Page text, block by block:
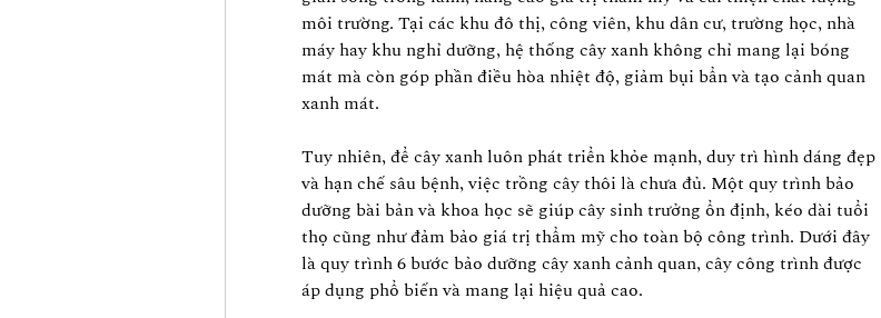
môi trường. Tại các khu đô thị, công viên, khu dân cư, trường học, nhà
máy hay khu nghỉ dưỡng, hệ thống cây xanh không chỉ mang lại bóng
mát mà còn góp phần điều hòa nhiệt độ, giảm bụi bẩn và tạo cảnh quan
xanh mát.
Tuy nhiên, để cây xanh luôn phát triển khỏe mạnh, duy trì hình dáng đẹp
và hạn chế sâu bệnh, việc trồng cây thôi là chưa đủ. Một quy trình bảo
dưỡng bài bản và khoa học sẽ giúp cây sinh trưởng ổn định, kéo dài tuổi
thọ cũng như đảm bảo giá trị thẩm mỹ cho toàn bộ công trình. Dưới đây
là quy trình 6 bước bảo dưỡng cây xanh cảnh quan, cây công trình được
áp dụng phổ biến và mang lại hiệu quả cao.